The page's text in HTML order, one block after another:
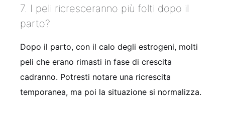
7. I peli ricresceranno più folti dopo il
parto?
Dopo il parto, con il calo degli estrogeni, molti
peli che erano rimasti in fase di crescita
cadranno. Potresti notare una ricrescita
temporanea, ma poi la situazione si normalizza.